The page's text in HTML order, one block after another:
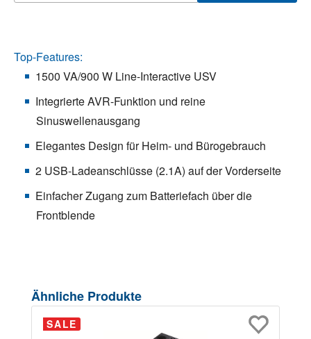
Top-Features:
1500 VA/900 W Line-Interactive USV
Integrierte AVR-Funktion und reine
Sinuswellenausgang
Elegantes Design für Heim- und Bürogebrauch
2 USB-Ladeanschlüsse (2.1A) auf der Vorderseite
Einfacher Zugang zum Batteriefach über die
Frontblende
Produktgalerie überspringen
Ähnliche Produkte
SALE